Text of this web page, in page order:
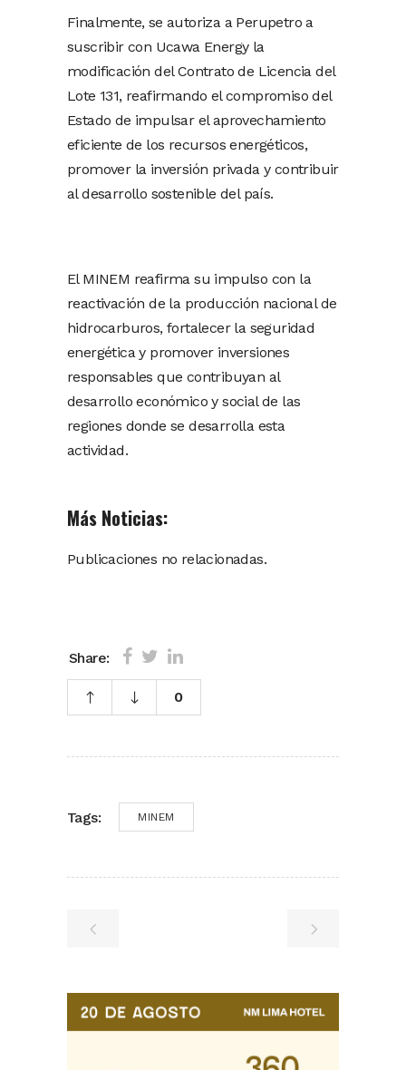
Finalmente, se autoriza a Perupetro a
suscribir con Ucawa Energy la
modificación del Contrato de Licencia del
Lote 131, reafirmando el compromiso del
Estado de impulsar el aprovechamiento
eficiente de los recursos energéticos,
promover la inversión privada y contribuir
al desarrollo sostenible del país.
El MINEM reafirma su impulso con la
reactivación de la producción nacional de
hidrocarburos, fortalecer la seguridad
energética y promover inversiones
responsables que contribuyan al
desarrollo económico y social de las
regiones donde se desarrolla esta
actividad.
Más Noticias:
Publicaciones no relacionadas.
Share:
0
Tags: MINEM